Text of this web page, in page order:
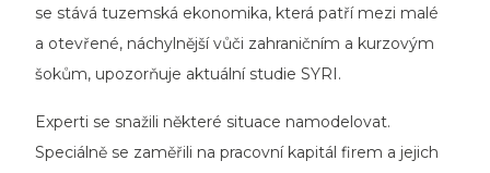
se stává tuzemská ekonomika, která patří mezi malé
a otevřené, náchylnější vůči zahraničním a kurzovým
šokům, upozorňuje aktuální studie SYRI.
Experti se snažili některé situace namodelovat.
Speciálně se zaměřili na pracovní kapitál firem a jejich